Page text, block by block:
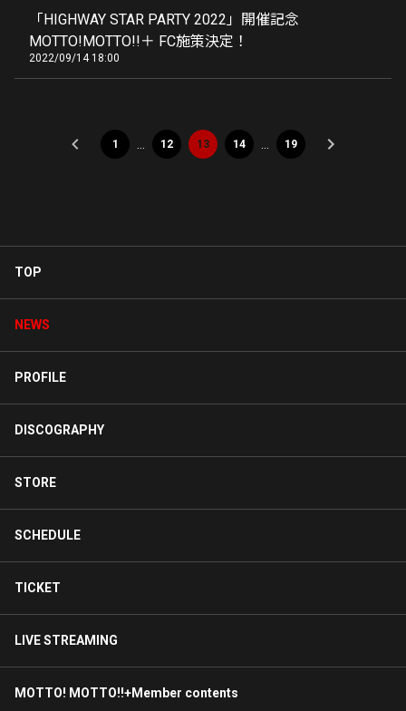
「HIGHWAY STAR PARTY 2022」開催記念
MOTTO!MOTTO!!＋ FC施策決定！
2022/09/14 18:00
1 12 13 14 19
TOP
NEWS
PROFILE
DISCOGRAPHY
STORE
SCHEDULE
TICKET
LIVE STREAMING
MOTTO! MOTTO!!+Member contents